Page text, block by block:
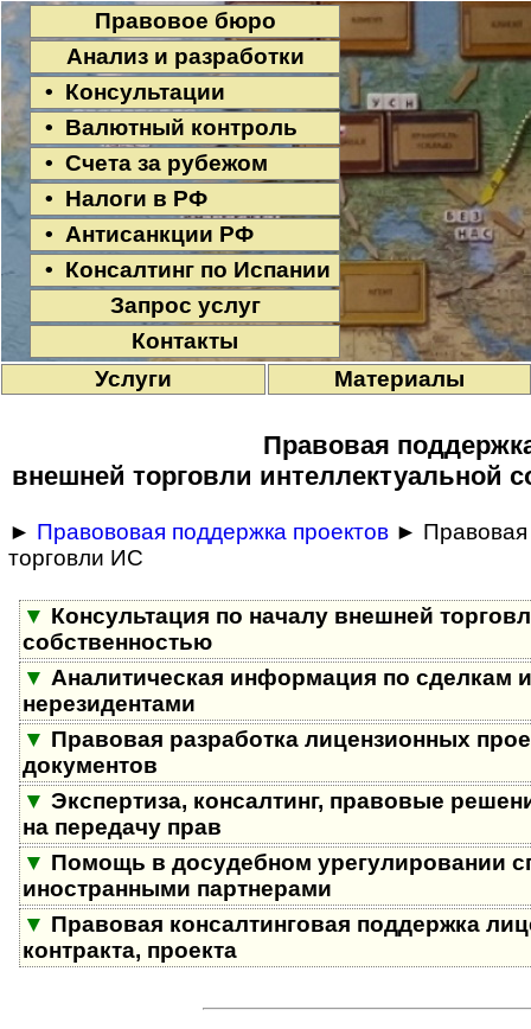
Правовое бюро
Анализ и разработки
• Консультации
• Валютный контроль
• Счета за рубежом
• Налоги в РФ
• Антисанкции РФ
• Консалтинг по Испании
Запрос услуг
Контакты
Услуги
Материалы
Правовая
внешней торговли интеллектуальной
► Правововая поддержка проектов ► Правовая
торговли ИС
▼ Консультация по началу внешней
собственностью
▼ Аналитическая информация по сделкам
нерезидентами
▼ Правовая разработка лицензионных
документов
▼ Экспертиза, консалтинг, правовые
на передачу прав
▼ Помощь в досудебном урегулировании
иностранными партнерами
▼ Правовая консалтинговая поддержка
контракта, проекта